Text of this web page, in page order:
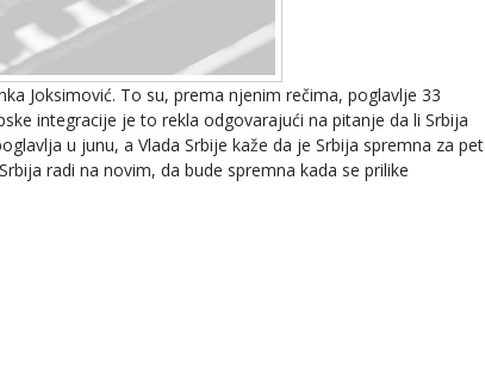
Joksimović. To su, prema njenim rečima, poglavlje 33
integracije je to rekla odgovarajući na pitanje da li Srbija
u junu, a Vlada Srbije kaže da je Srbija spremna za pet
radi na novim, da bude spremna kada se prilike